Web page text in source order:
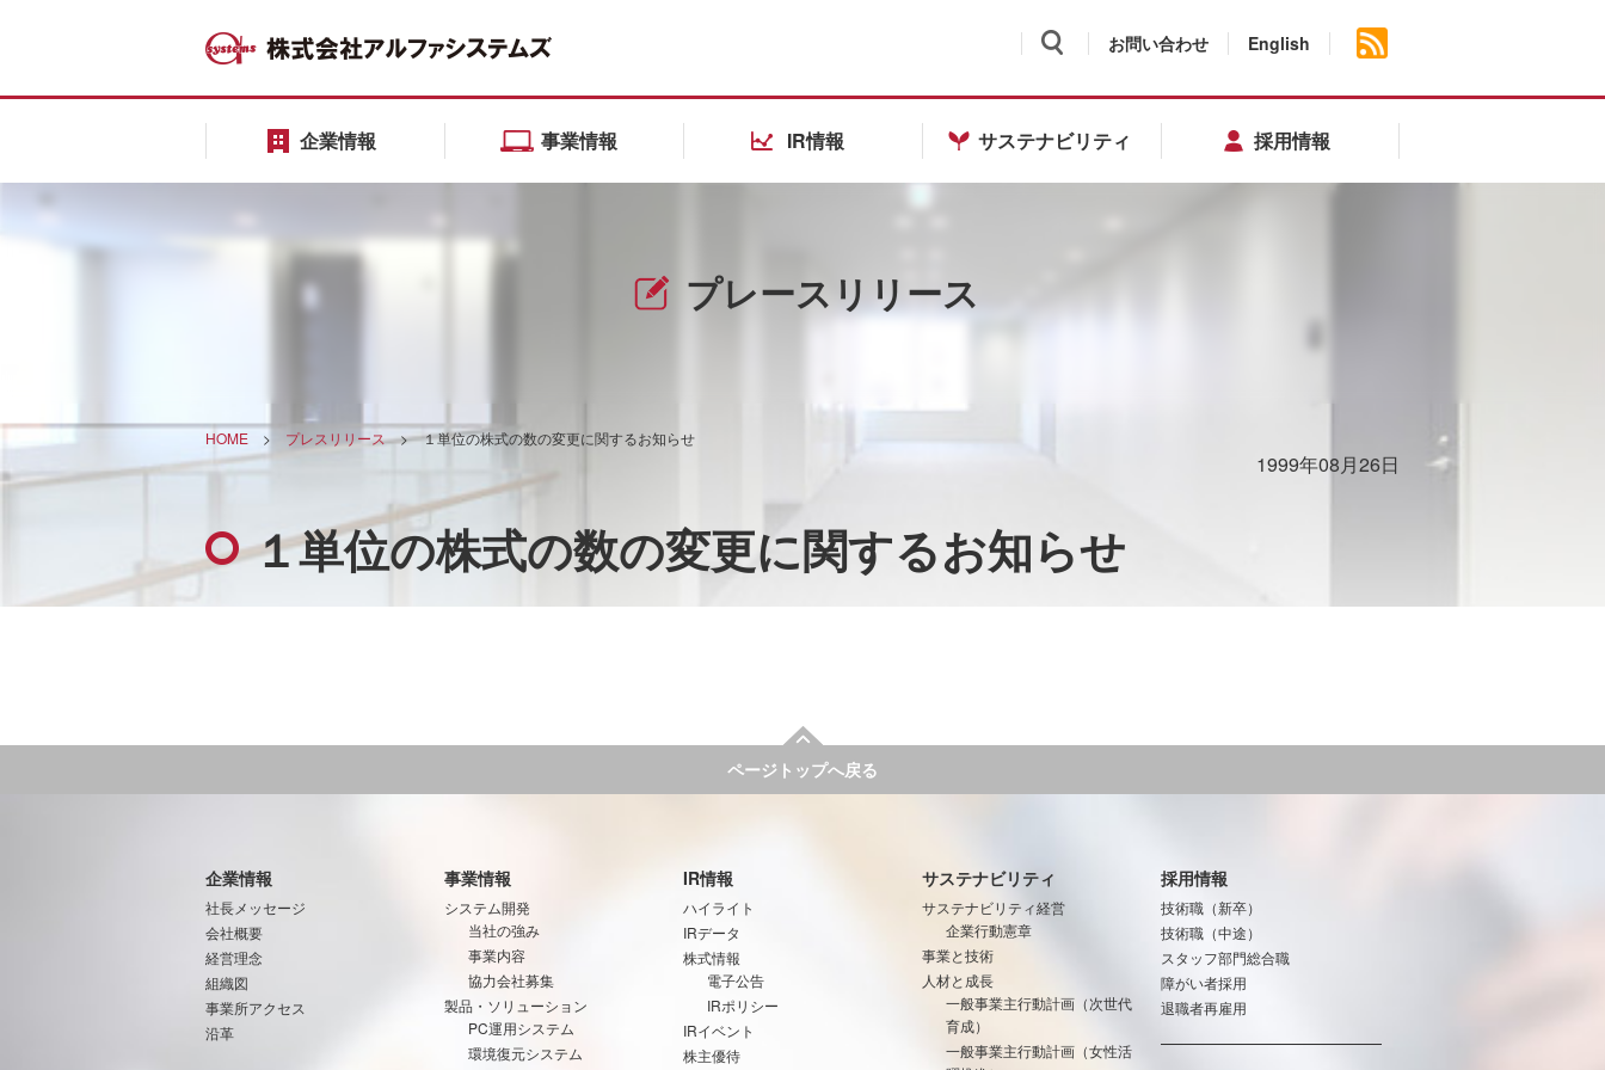
お問い合わせ English
企業情報 事業情報 IR情報 サステナビリティ 採用情報
プレースリリース
HOME > プレスリリース>１単位の株式の数の変更に関するお知らせ
1999年08月26日
１単位の株式の数の変更に関するお知らせ
ページトップへ戻る
企業情報
社長メッセージ
会社概要
経営理念
組織図
事業所アクセス
沿革
事業情報
システム開発
当社の強み
事業内容
協力会社募集
製品・ソリューション
PC運用システム
環境復元システム
IR情報
ハイライト
IRデータ
株式情報
電子公告
IRポリシー
IRイベント
株主優待
サステナビリティ
サステナビリティ経営
企業行動憲章
事業と技術
人材と成長
一般事業主行動計画（次世代
育成）
一般事業主行動計画（女性活
採用情報
技術職（新卒）
技術職（中途）
スタッフ部門総合職
障がい者採用
退職者再雇用